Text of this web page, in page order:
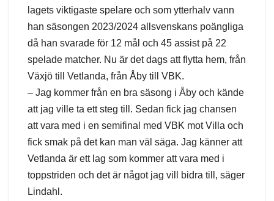
lagets viktigaste spelare och som ytterhalv vann
han säsongen 2023/2024 allsvenskans poängliga
då han svarade för 12 mål och 45 assist på 22
spelade matcher. Nu är det dags att flytta hem, från
Växjö till Vetlanda, från Åby till VBK.
– Jag kommer från en bra säsong i Åby och kände
att jag ville ta ett steg till. Sedan fick jag chansen
att vara med i en semifinal med VBK mot Villa och
fick smak på det kan man väl säga. Jag känner att
Vetlanda är ett lag som kommer att vara med i
toppstriden och det är något jag vill bidra till, säger
Lindahl.